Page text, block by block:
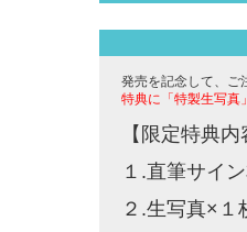
発売を記念して、ご
特典に「特製生写真
【限定特典内
１.直筆サイ
２.生写真×１